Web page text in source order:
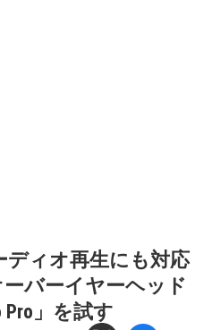
ディオ再生にも対応
バーイヤーヘッド
Pro」を試す